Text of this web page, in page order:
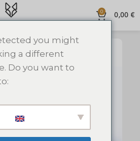
0 0,00 €
you might
a different
Do you want to